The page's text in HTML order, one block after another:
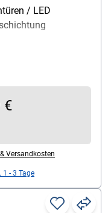
/ LED
D
€
Versandkosten
1 - 3 Tage